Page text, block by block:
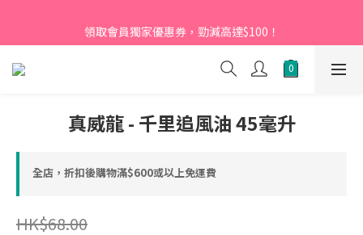
「NEW95」即可享95折
領取會員獨家優惠券，勁減高達$100！
【新會員】即日起至2026月12月31日，首次下單輸入優惠碼
「NEW95」即可享95折
真威龍 - 千里追風油 45毫升
全店，折扣後購物滿$600或以上免運費
HK$68.00